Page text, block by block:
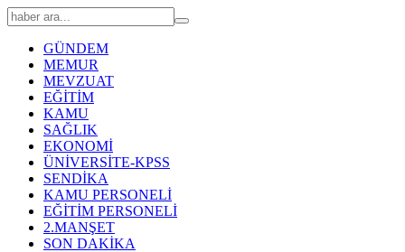
GÜNDEM
MEMUR
MEVZUAT
EĞİTİM
KAMU
SAĞLIK
EKONOMİ
ÜNİVERSİTE-KPSS
SENDİKA
KAMU PERSONELİ
EĞİTİM PERSONELİ
2.MANŞET
SON DAKİKA